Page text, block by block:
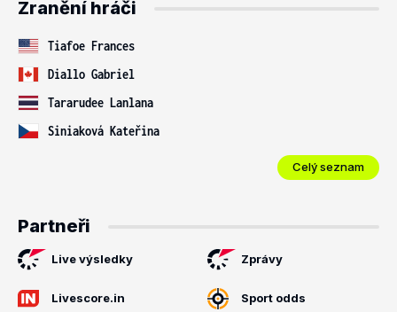
Zranění hráči
Tiafoe Frances
Diallo Gabriel
Tararudee Lanlana
Siniaková Kateřina
Celý seznam
Partneři
Live výsledky Zprávy
Livescore.in Sport odds